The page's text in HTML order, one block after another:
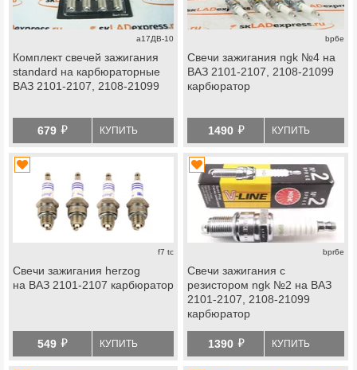
a17ДВ-10
Комплект свечей зажигания
standard на карбюраторные
ВАЗ 2101-2107, 2108-21099
679 й КУПИТЬ
bp6e
Свечи зажигания ngk №4 на
ВАЗ 2101-2107, 2108-21099
карбюратор
1490 й КУПИТЬ
f7 tc
Свечи зажигания herzog
на ВАЗ 2101-2107 карбюратор
549 й КУПИТЬ
bpr6e
Свечи зажигания с
резистором ngk №2 на ВАЗ
2101-2107, 2108-21099
карбюратор
1390 й КУПИТЬ